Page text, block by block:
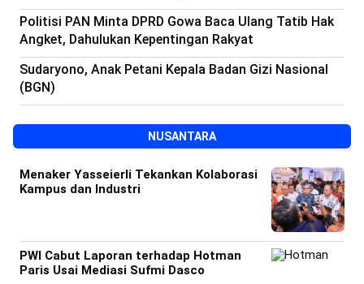
Politisi PAN Minta DPRD Gowa Baca Ulang Tatib Hak
Angket, Dahulukan Kepentingan Rakyat
Sudaryono, Anak Petani Kepala Badan Gizi Nasional
(BGN)
NUSANTARA
Menaker Yasseierli Tekankan Kolaborasi
Kampus dan Industri
PWI Cabut Laporan terhadap Hotman
Paris Usai Mediasi Sufmi Dasco